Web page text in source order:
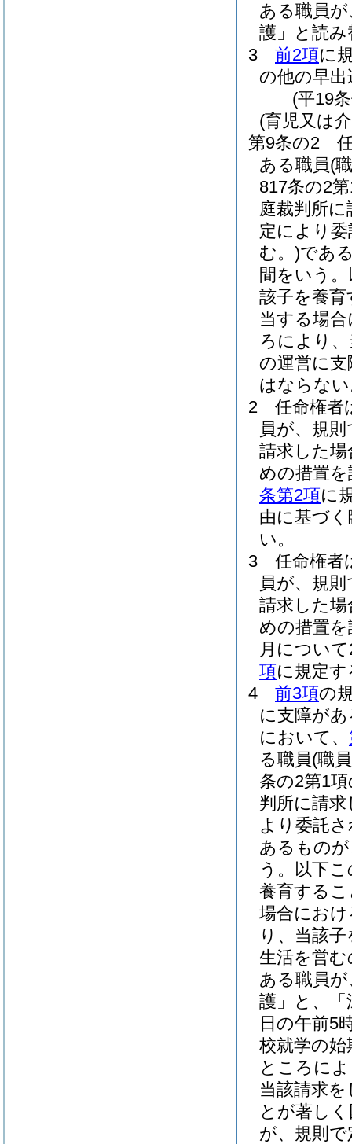
ある職員
護」と読
3
前2項に
の他の早
(平19
(育児又は
第9条の2
ある職員(
817条の2
庭裁判所
定により
む。)であ
間をいう
該子を養
当する場
ろにより
の運営に
はならな
2
任命権者
員が、規
請求した
めの措置
条第2項に
由に基づ
い。
3
任命権者
員が、規
請求した
めの措置
月につい
項に規定
4
前3項の
に支障が
において、
る職員(職
条の2第1
判所に請
より委託
あるもの
う。以下
養育する
場合にお
り、当該
生活を営
ある職員
護」と、
日の午前5
校就学の
ところに
当該請求
とが著し
が、規則